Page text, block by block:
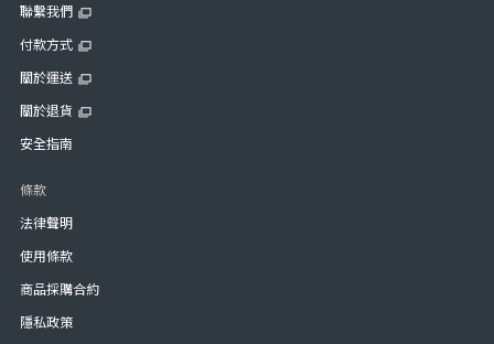
聯繫我們
付款方式
關於運送
關於退貨
安全指南
條款
法律聲明
使用條款
商品採購合約
隱私政策